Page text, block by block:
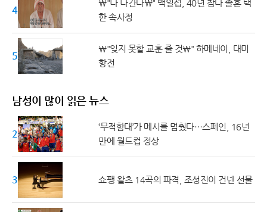
40대
\"나 나간다\" 백일섭, 40년 참다 졸혼 택
한 속사정
50대 ↑
\"잊지 못할 교훈 줄 것\" 하메네이, 대미
항전
남성이 많이 읽은 뉴스
20대 ↓
‘무적함대’가 메시를 멈췄다…스페인, 16년
만에 월드컵 정상
30대 쇼팽 왈츠 14곡의 파격, 조성진이 건넨 선물